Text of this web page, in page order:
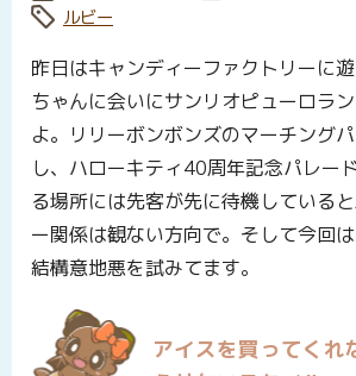
タグ:
ルビー
昨日はキャンディーファクトリーに
ちゃんに会いにサンリオピューロラ
よ。リリーボンボンズのマーチング
し、ハローキティ40周年記念パレー
る場所には先客が先に待機している
ー関係は観ない方向で。そして今回
結構意地悪を試みてます。
アイスを買ってくれ